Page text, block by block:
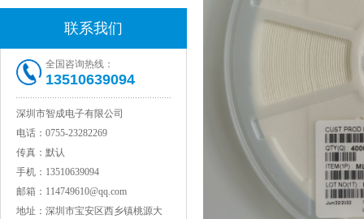
联系我们
全国咨询热线：
13510639094
深圳市智成电子有限公司
电话： 0755-23282269
传真： 默认
手机： 13510639094
邮箱： 114749610@qq.com
地址： 深圳市宝安区西乡镇桃源大